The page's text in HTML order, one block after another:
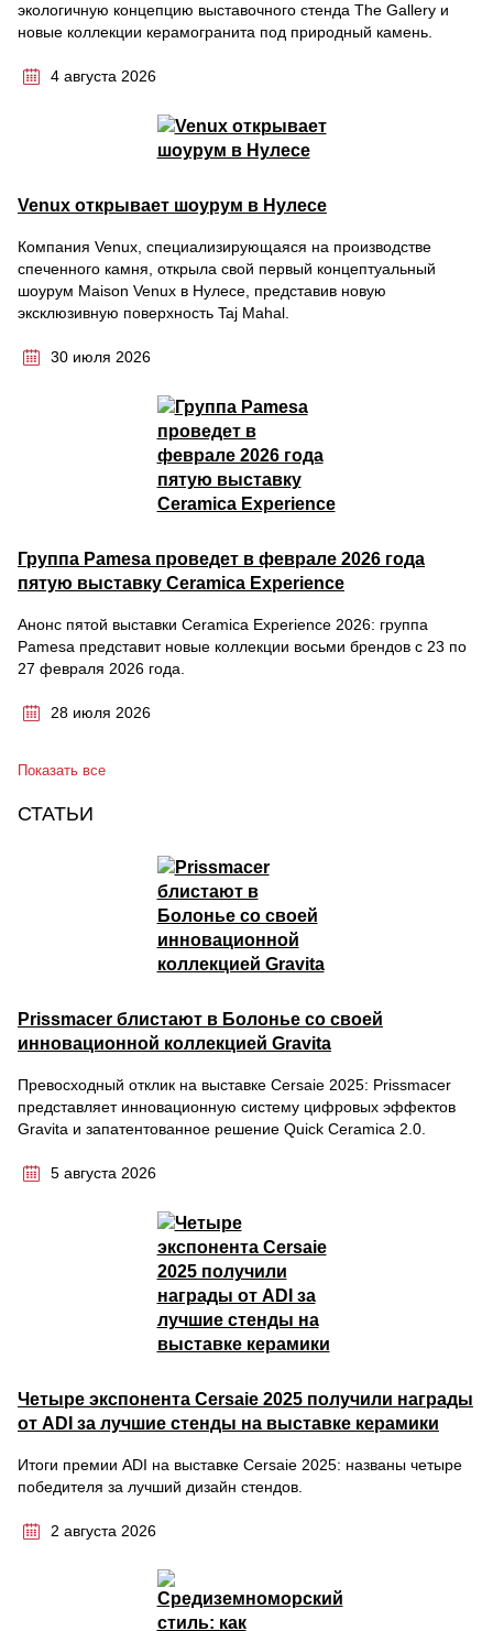
экологичную концепцию выставочного стенда The Gallery и
новые коллекции керамогранита под природный камень.
4 августа 2026
Venux открывает шоурум в Нулесе
Компания Venux, специализирующаяся на производстве
спеченного камня, открыла свой первый концептуальный
шоурум Maison Venux в Нулесе, представив новую
эксклюзивную поверхность Taj Mahal.
30 июля 2026
Группа Pamesa проведет в феврале 2026 года
пятую выставку Ceramica Experience
Анонс пятой выставки Ceramica Experience 2026: группа
Pamesa представит новые коллекции восьми брендов с 23 по
27 февраля 2026 года.
28 июля 2026
Показать все
СТАТЬИ
Prissmacer блистают в Болонье со своей
инновационной коллекцией Gravita
Превосходный отклик на выставке Cersaie 2025: Prissmacer
представляет инновационную систему цифровых эффектов
Gravita и запатентованное решение Quick Ceramica 2.0.
5 августа 2026
Четыре экспонента Cersaie 2025 получили награды
от ADI за лучшие стенды на выставке керамики
Итоги премии ADI на выставке Cersaie 2025: названы четыре
победителя за лучший дизайн стендов.
2 августа 2026